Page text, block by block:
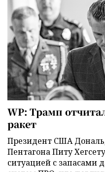
WP: Трамп
ракет
Президент США
Пентагона Питу
ситуацией с запасами